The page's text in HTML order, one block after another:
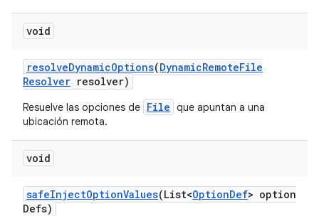
void
resolveDynamicOptions(DynamicRemoteFile
Resolver resolver)
Resuelve las opciones de File que apuntan a una
ubicación remota.
void
safeInjectOptionValues(List<OptionDef> option
Defs)